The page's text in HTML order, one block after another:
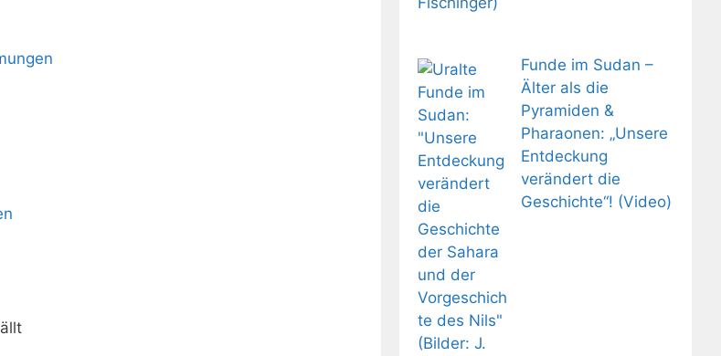
Funde im Sudan –
Älter als die
Pyramiden &
Pharaonen: „Unsere
Entdeckung
verändert die
Geschichte“! (Video)